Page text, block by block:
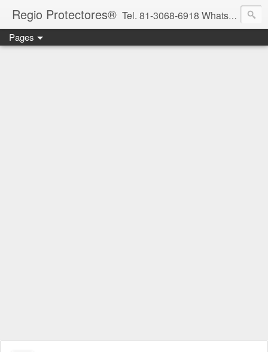
Regio Protectores® Tel. 81-3068-6918 WhatsApp 81-2636-2823 / 33-1145-3780 cotizacionregioprotectores@gmail.com / regioprotectores@gmail.com https://www.facebook.com/RegioProtectores/
Pages